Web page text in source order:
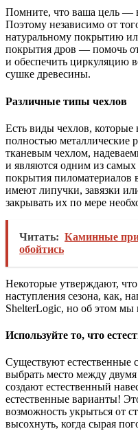
Помните, что ваша цель —
Поэтому независимо от
натуральному покрытию
покрытия дров — помочь
и обеспечить циркуляцию
сушке древесины.
Различные типы чехлов
Есть виды чехлов, которые
полностью металлические
тканевым чехлом,
и являются одним из
покрытия пиломатериалов
имеют липучки, завязки
закрывать их по мере
Читать: Каминные
обойтись
Некоторые утверждают,
наступления сезона, как,
ShelterLogic, но об этом мы
Используйте то, что
Существуют естественные
выбрать место между
создают естественный
естественные варианты!
возможность укрыться от
высохнуть, когда сырая